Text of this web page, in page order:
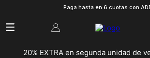
Paga hasta en 6 cuotas con
20% EXTRA en segunda unidad de